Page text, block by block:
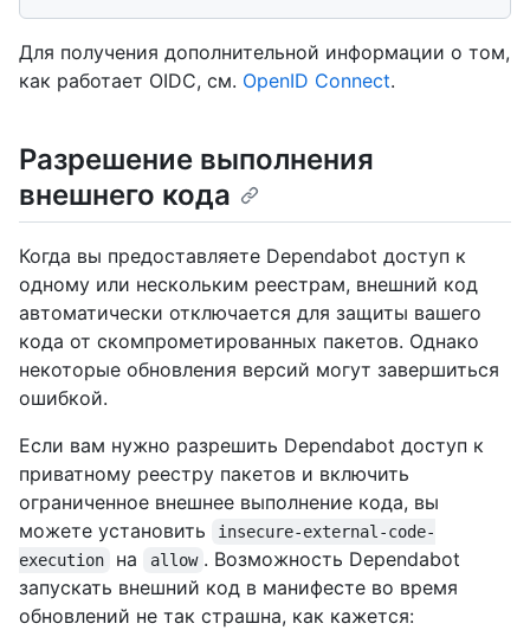
Для получения дополнительной информации о том,
как работает OIDC, см. OpenID Connect.
Разрешение выполнения
внешнего кода
Когда вы предоставляете Dependabot доступ к
одному или нескольким реестрам, внешний код
автоматически отключается для защиты вашего
кода от скомпрометированных пакетов. Однако
некоторые обновления версий могут завершиться
ошибкой.
Если вам нужно разрешить Dependabot доступ к
приватному реестру пакетов и включить
ограниченное внешнее выполнение кода, вы
можете установить
insecure-external-code-
execution
на allow . Возможность Dependabot
запускать внешний код в манифесте во время
обновлений не так страшна, как кажется: